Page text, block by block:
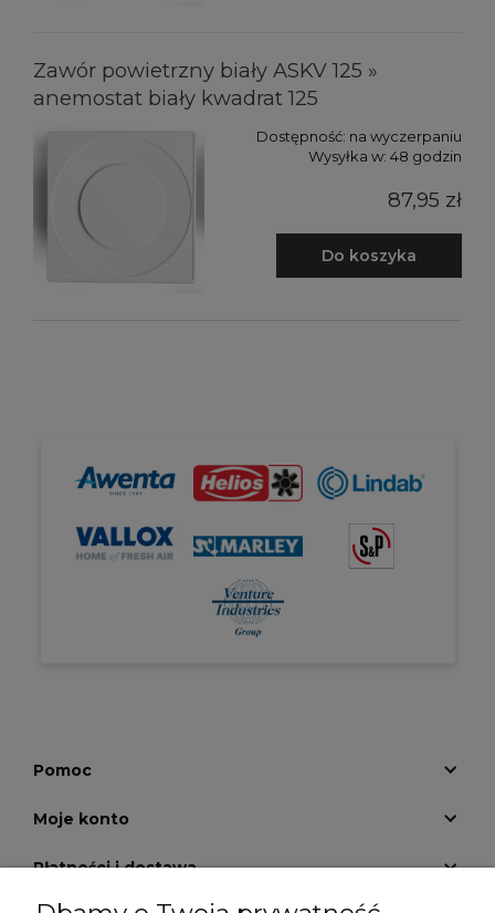
Zawór powietrzny biały ASKV 125 »
anemostat biały kwadrat 125
Dostępność: na wyczerpaniu
Wysyłka w: 48 godzin
87,95 zł
Do koszyka
Pomoc
Moje konto
Płatności i dostawa